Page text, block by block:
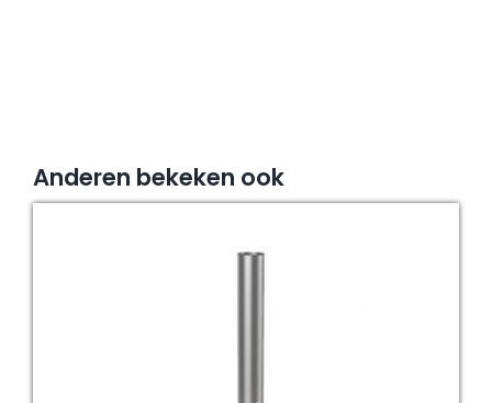
Anderen bekeken ook